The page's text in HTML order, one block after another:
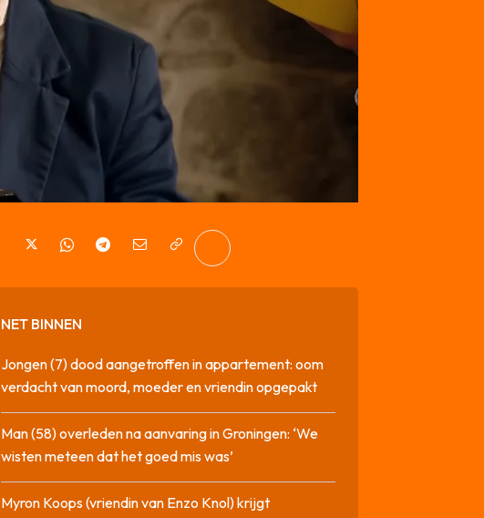
NET BINNEN
Jongen (7) dood aangetroffen in appartement: oom
verdacht van moord, moeder en vriendin opgepakt
Man (58) overleden na aanvaring in Groningen: ‘We
wisten meteen dat het goed mis was’
Myron Koops (vriendin van Enzo Knol) krijgt